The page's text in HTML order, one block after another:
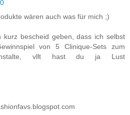
wären auch was für mich ;)
kurz bescheid geben, dass ich selbst
von 5 Clinique-Sets zum
vllt hast du ja Lust